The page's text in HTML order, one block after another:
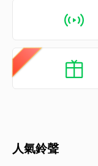
人氣鈴聲